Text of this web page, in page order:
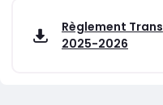
Règlement
2025-2026